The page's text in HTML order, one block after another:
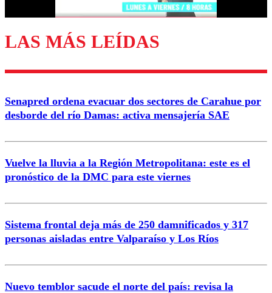
Enviar comentario
LAS MÁS LEÍDAS
Senapred ordena evacuar dos sectores de Carahue por
desborde del río Damas: activa mensajería SAE
Vuelve la lluvia a la Región Metropolitana: este es el
pronóstico de la DMC para este viernes
Sistema frontal deja más de 250 damnificados y 317
personas aisladas entre Valparaíso y Los Ríos
Nuevo temblor sacude el norte del país: revisa la